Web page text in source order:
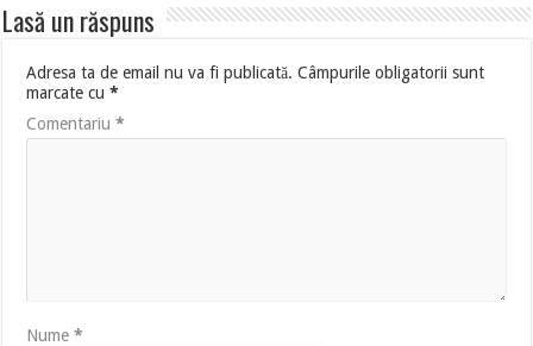
Lasă un răspuns
Adresa ta de email nu va fi publicată. Câmpurile obligatorii sunt
marcate cu*
Comentariu*
Nume*